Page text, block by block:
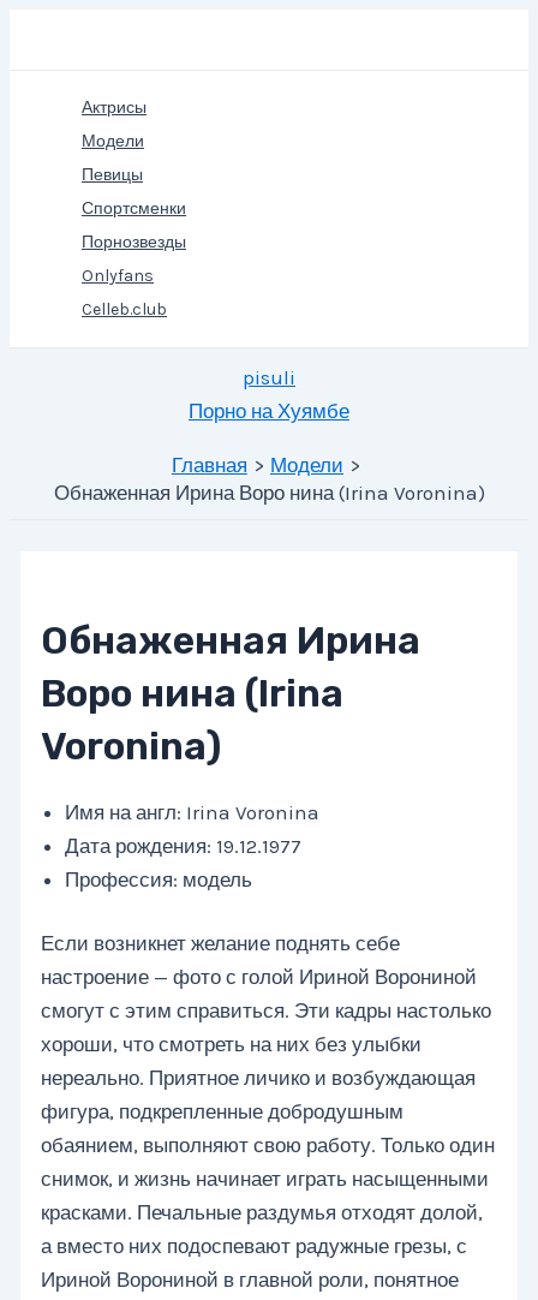
Актрисы
Модели
Певицы
Спортсменки
Порнозвезды
Onlyfans
Celleb.club
pisuli
Порно на Хуямбе
Главная
Модели
Обнаженная Ирина Воро нина (Irina Voronina)
Обнаженная Ирина
Воро нина (Irina
Voronina)
Имя на англ: Irina Voronina
Дата рождения: 19.12.1977
Профессия: модель
Если возникнет желание поднять себе
настроение — фото с голой Ириной Ворониной
смогут с этим справиться. Эти кадры настолько
хороши, что смотреть на них без улыбки
нереально. Приятное личико и возбуждающая
фигура, подкрепленные добродушным
обаянием, выполняют свою работу. Только один
снимок, и жизнь начинает играть насыщенными
красками. Печальные раздумья отходят долой,
а вместо них подоспевают радужные грезы, с
Ириной Ворониной в главной роли, понятное